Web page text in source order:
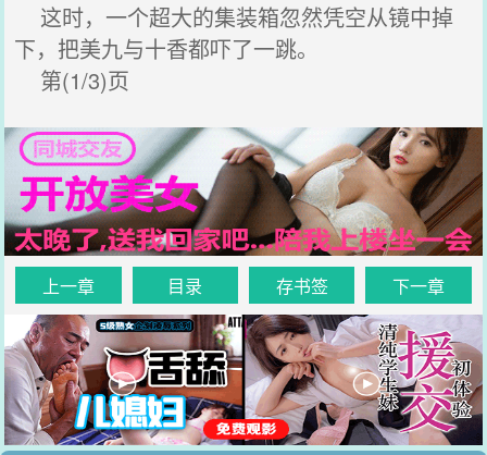
这时，一个超大的集装箱忽然凭空从镜中掉
下，把美九与十香都吓了一跳。
第(1/3)页
上一章 目录 存书签 下一章